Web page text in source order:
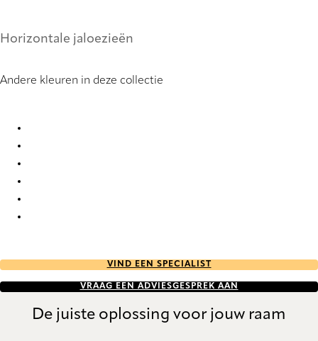
Horizontale jaloezieën
Andere kleuren in deze collectie
VIND EEN SPECIALIST
VRAAG EEN ADVIESGESPREK AAN
De juiste oplossing voor jouw raam